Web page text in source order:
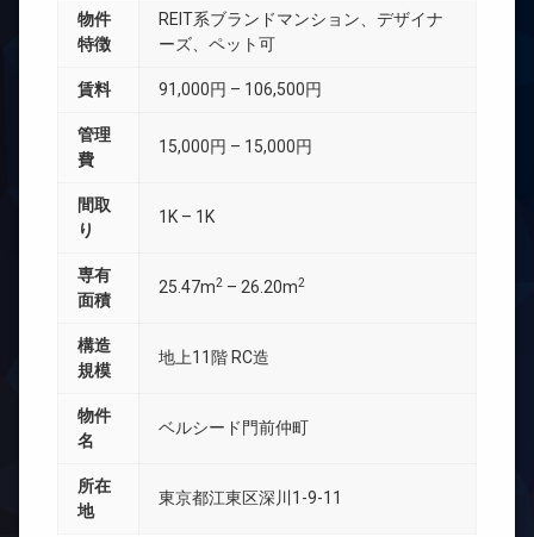
物件
特徴
REIT系ブランドマンション、デザイナ
ーズ、ペット可
賃料 91,000円 – 106,500円
管理
費
15,000円 – 15,000円
間取
り
1K – 1K
専有
面積
25.47m2 – 26.20m2
構造
規模
地上11階 RC造
物件
名
ベルシード門前仲町
所在
地
東京都江東区深川1-9-11